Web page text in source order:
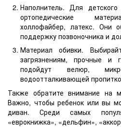
Наполнитель. Для
ортопедические
холлофайбер, латекс. Они
поддержку позвоночника и
Материал обивки.
загрязнениям, прочные и
подойдут велюр,
водоотталкивающей
Также обратите внимание на
Важно, чтобы ребенок или вы
диван. Среди самых
«еврокнижка», «дельфин»,